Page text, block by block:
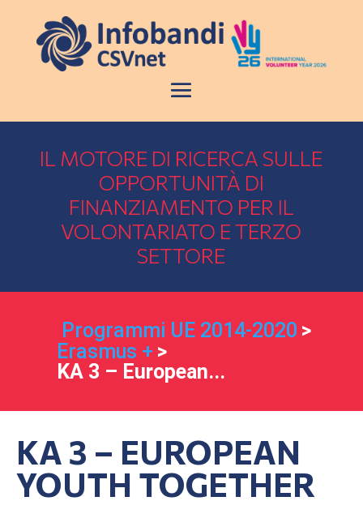
IL MOTORE DI RICERCA SULLE
OPPORTUNITÀ DI
FINANZIAMENTO PER IL
VOLONTARIATO E TERZO
SETTORE
Programmi UE 2014-2020 >
Erasmus + >
KA 3 – European...
KA 3 – EUROPEAN
YOUTH TOGETHER